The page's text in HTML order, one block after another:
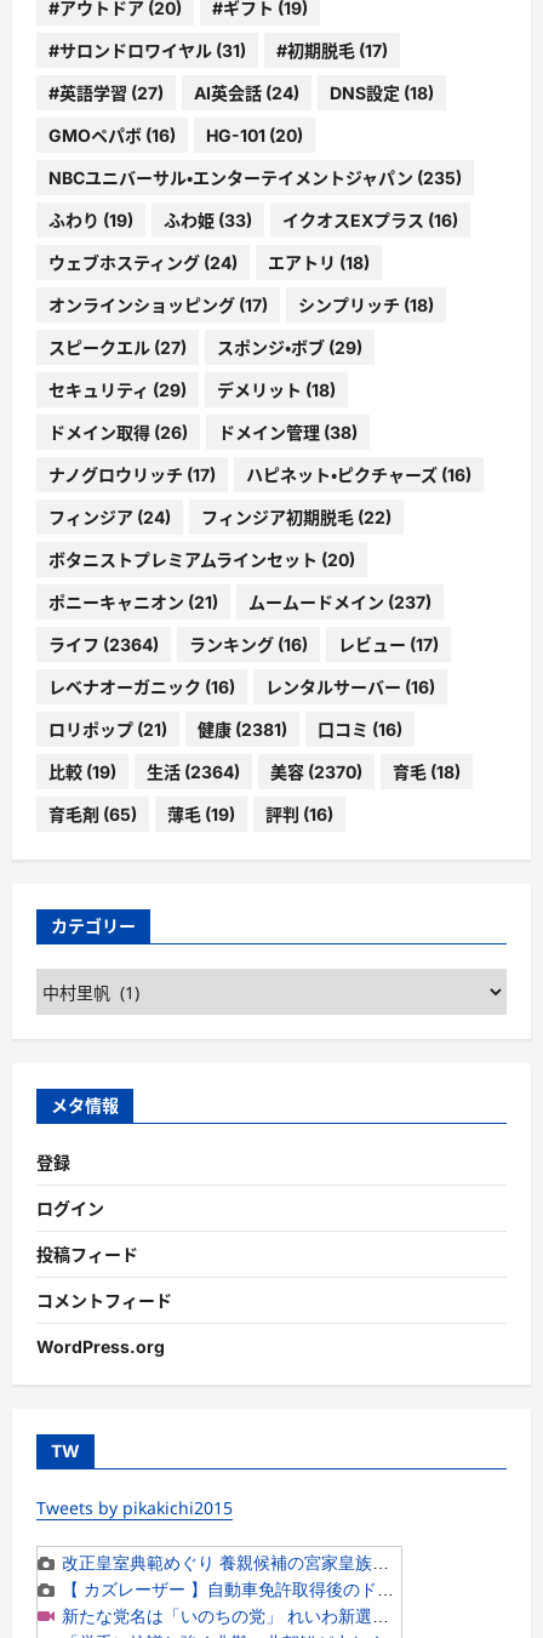
#アウトドア (20) #ギフト (19)
#サロンドロワイヤル (31) #初期脱毛 (17)
#英語学習 (27) AI英会話 (24) DNS設定 (18)
GMOペパボ (16) HG-101 (20)
NBCユニバーサル・エンターテイメントジャパン (235)
ふわり (19) ふわ姫 (33) イクオスEXプラス (16)
ウェブホスティング (24) エアトリ (18)
オンラインショッピング (17) シンプリッチ (18)
スピークエル (27) スポンジ・ボブ (29)
セキュリティ (29) デメリット (18)
ドメイン取得 (26) ドメイン管理 (38)
ナノグロウリッチ (17) ハピネット・ピクチャーズ (16)
フィンジア (24) フィンジア初期脱毛 (22)
ボタニストプレミアムラインセット (20)
ポニーキャニオン (21) ムームードメイン (237)
ライフ (2364) ランキング (16) レビュー (17)
レベナオーガニック (16) レンタルサーバー (16)
ロリポップ (21) 健康 (2381) 口コミ (16)
比較 (19) 生活 (2364) 美容 (2370) 育毛 (18)
育毛剤 (65) 薄毛 (19) 評判 (16)
カテゴリー
カ
テ
ゴ
ー
メタ情報
登録
ログイン
投稿フィード
コメントフィード
WordPress.org
TW
Tweets by pikakichi2015